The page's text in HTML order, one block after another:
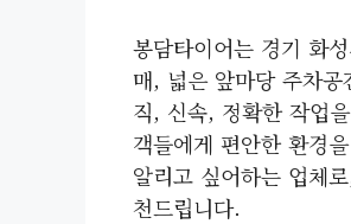
봉담타이어는 경기 화
매, 넓은 앞마당 주차
직, 신속, 정확한 작업
객들에게 편안한 환경
알리고 싶어하는 업체
천드립니다.